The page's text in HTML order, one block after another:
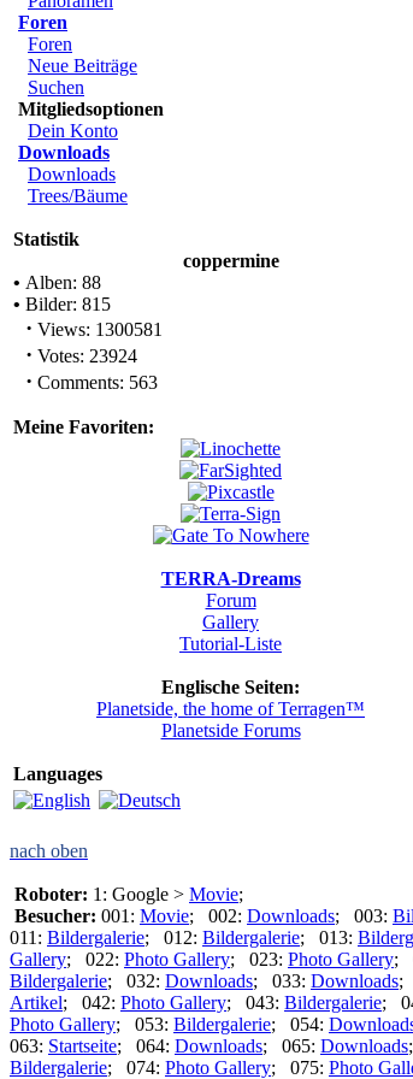
Foren
Foren
Neue Beiträge
Suchen
Mitgliedsoptionen
Dein Konto
Downloads
Downloads
Trees/Bäume
Statistik
coppermine
• Alben: 88
• Bilder: 815
· Views: 1300581
· Votes: 23924
· Comments: 563
Meine Favoriten:
TERRA-Dreams
Forum
Gallery
Tutorial-Liste
Englische Seiten:
Planetside, the home of Terragen™
Planetside Forums
Languages
nach oben
Roboter: 1: Google > Movie;
Besucher: 001: Movie; 002: Downloads; 003:
011: Bildergalerie; 012: Bildergalerie; 013:
Gallery; 022: Photo Gallery; 023: Photo Gallery;
Bildergalerie; 032: Downloads; 033: Downloads;
Artikel; 042: Photo Gallery; 043: Bildergalerie;
Photo Gallery; 053: Bildergalerie; 054:
063: Startseite; 064: Downloads; 065: Downloads
Bildergalerie; 074: Photo Gallery; 075: Photo